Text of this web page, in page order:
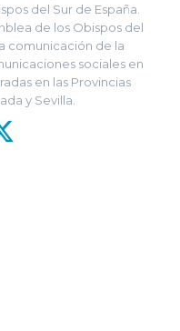
del Sur de España.
de los Obispos del
comunicación de la
sociales en
en las Provincias
y Sevilla.